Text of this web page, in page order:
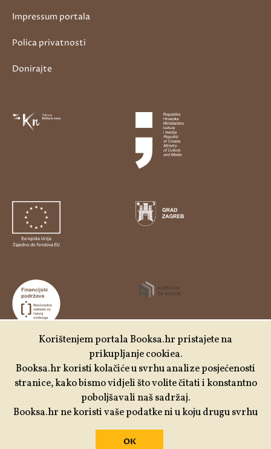
Udruga Kulturtreger je korisnik institucionalne podrške
Nacionalne zaklade za razvoj civilnoga društva za
stabilizaciju i/ili razvoj udruge u području demokratizacije i
društvenog razvoja.
Impressum portala
Polica privatnosti
Donirajte
Korištenjem portala Booksa.hr pristajete na
prikupljanje cookiea.
Booksa.hr koristi kolačiće u svrhu analize posjećenosti
stranice, kako bismo vidjeli što volite čitati i konstantno
poboljšavali naš sadržaj.
Booksa.hr ne koristi vaše podatke ni u koju drugu svrhu
OK